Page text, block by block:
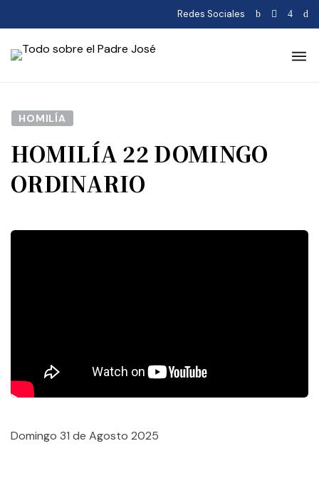
Redes Sociales
HOMILÍA
HOMILÍA 22 DOMINGO
ORDINARIO
Domingo 31 de Agosto 2025